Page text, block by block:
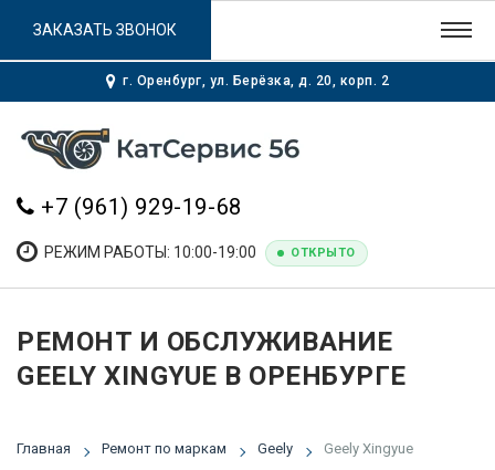
г. Оренбург, ул. Берёзка, д. 20, корп. 2
+7 (961) 929-19-68
РЕЖИМ РАБОТЫ: 10:00-19:00 ОТКРЫТО
ЗАКАЗАТЬ ЗВОНОК
РЕМОНТ И ОБСЛУЖИВАНИЕ
GEELY XINGYUE В ОРЕНБУРГЕ
Главная Ремонт по маркам Geely Geely Xingyue